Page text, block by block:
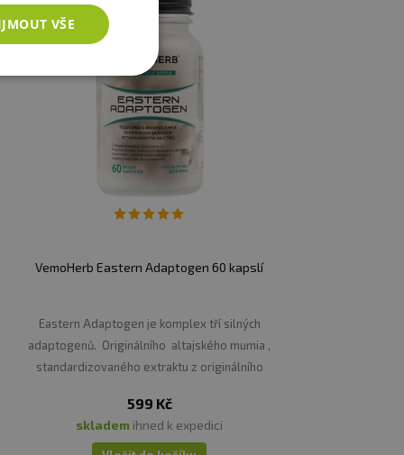
VemoHerb Eastern Adaptogen 60 kapslí
Eastern Adaptogen je komplex tří silných
adaptogenů. Originálního altajského mumia ,
standardizovaného extraktu z originálního
z rhodioly rosey.
599 Kč
skladem ihned k expedici
VŠE